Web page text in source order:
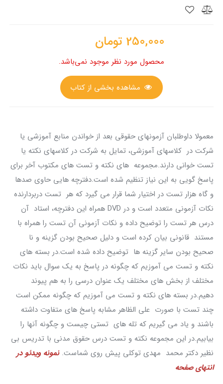
250,000 تومان
محصول مورد نظر موجود نمی‌باشد.
مشاهده بخشی از کتاب
معمولا داوطلبان آزمونهای حقوقی بعد از خواندن منابع آموزشی یا
شرکت در کلاسهای آموزشی، تمایل به شرکت در کلاسهای نکته یا
تست خوانی دارند.مجموعه های نکته و تست های مکتوب آخر برای
پاسخ گویی به این نیاز تنظیم شده است.دفترچه هایی حاوی صدها
و گاه هزار تست در اختیار شما قرار می گیرد که هر تست دربردارنده
نکات آزمونی متعدد است و در DVD همراه این دفترچه، استاد آن
درس هر تست را توضیح داده و نکات آزمونی آن تست را همراه با
مستند قانونی بیان کرده است و دلیل صحیح بودن گزینه و نا
صحیح بودن سایر گزینه ها توضیح داده شده است.در بسته های
نکته و تست می آموزیم که چگونه در پاسخ به یک سوال باید نکات
مختلف از بخش های مختلف یک عنوان درسی را به هم پیوند
دهیم.در بسته های نکته و تست می آموزیم که چگونه ممکن است
چند تست با صورت علی الظاهر مشابه پاسخ های متفاوت داشته
باشند و یاد می گیریم که تله های تستی چیست و چگونه آنها را
بیابیم.در این مجموعه نکته و تست درس حقوق مدنی با تدریس بی
نظیر دکتر محمد مهدی توکلی پیش روی شماست.نمونه ويدئو در
انتهاي صفحه